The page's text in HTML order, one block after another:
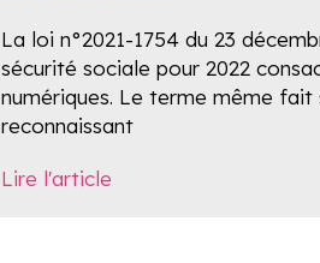
La loi n°2021-1754 du 23
sécurité sociale pour 2022
numériques. Le terme même
reconnaissant
Lire l'article